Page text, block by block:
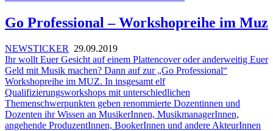
Go Professional – Workshopreihe im Muz
NEWSTICKER
29.09.2019
Ihr wollt Euer Gesicht auf einem Plattencover oder anderweitig Euer
Geld mit Musik machen? Dann auf zur „Go Professional“
Workshopreihe im MUZ. In insgesamt elf
Qualifizierungsworkshops mit unterschiedlichen
Themenschwerpunkten geben renommierte Dozentinnen und
Dozenten ihr Wissen an MusikerInnen, MusikmanagerInnen,
angehende ProduzentInnen, BookerInnen und andere AkteurInnen